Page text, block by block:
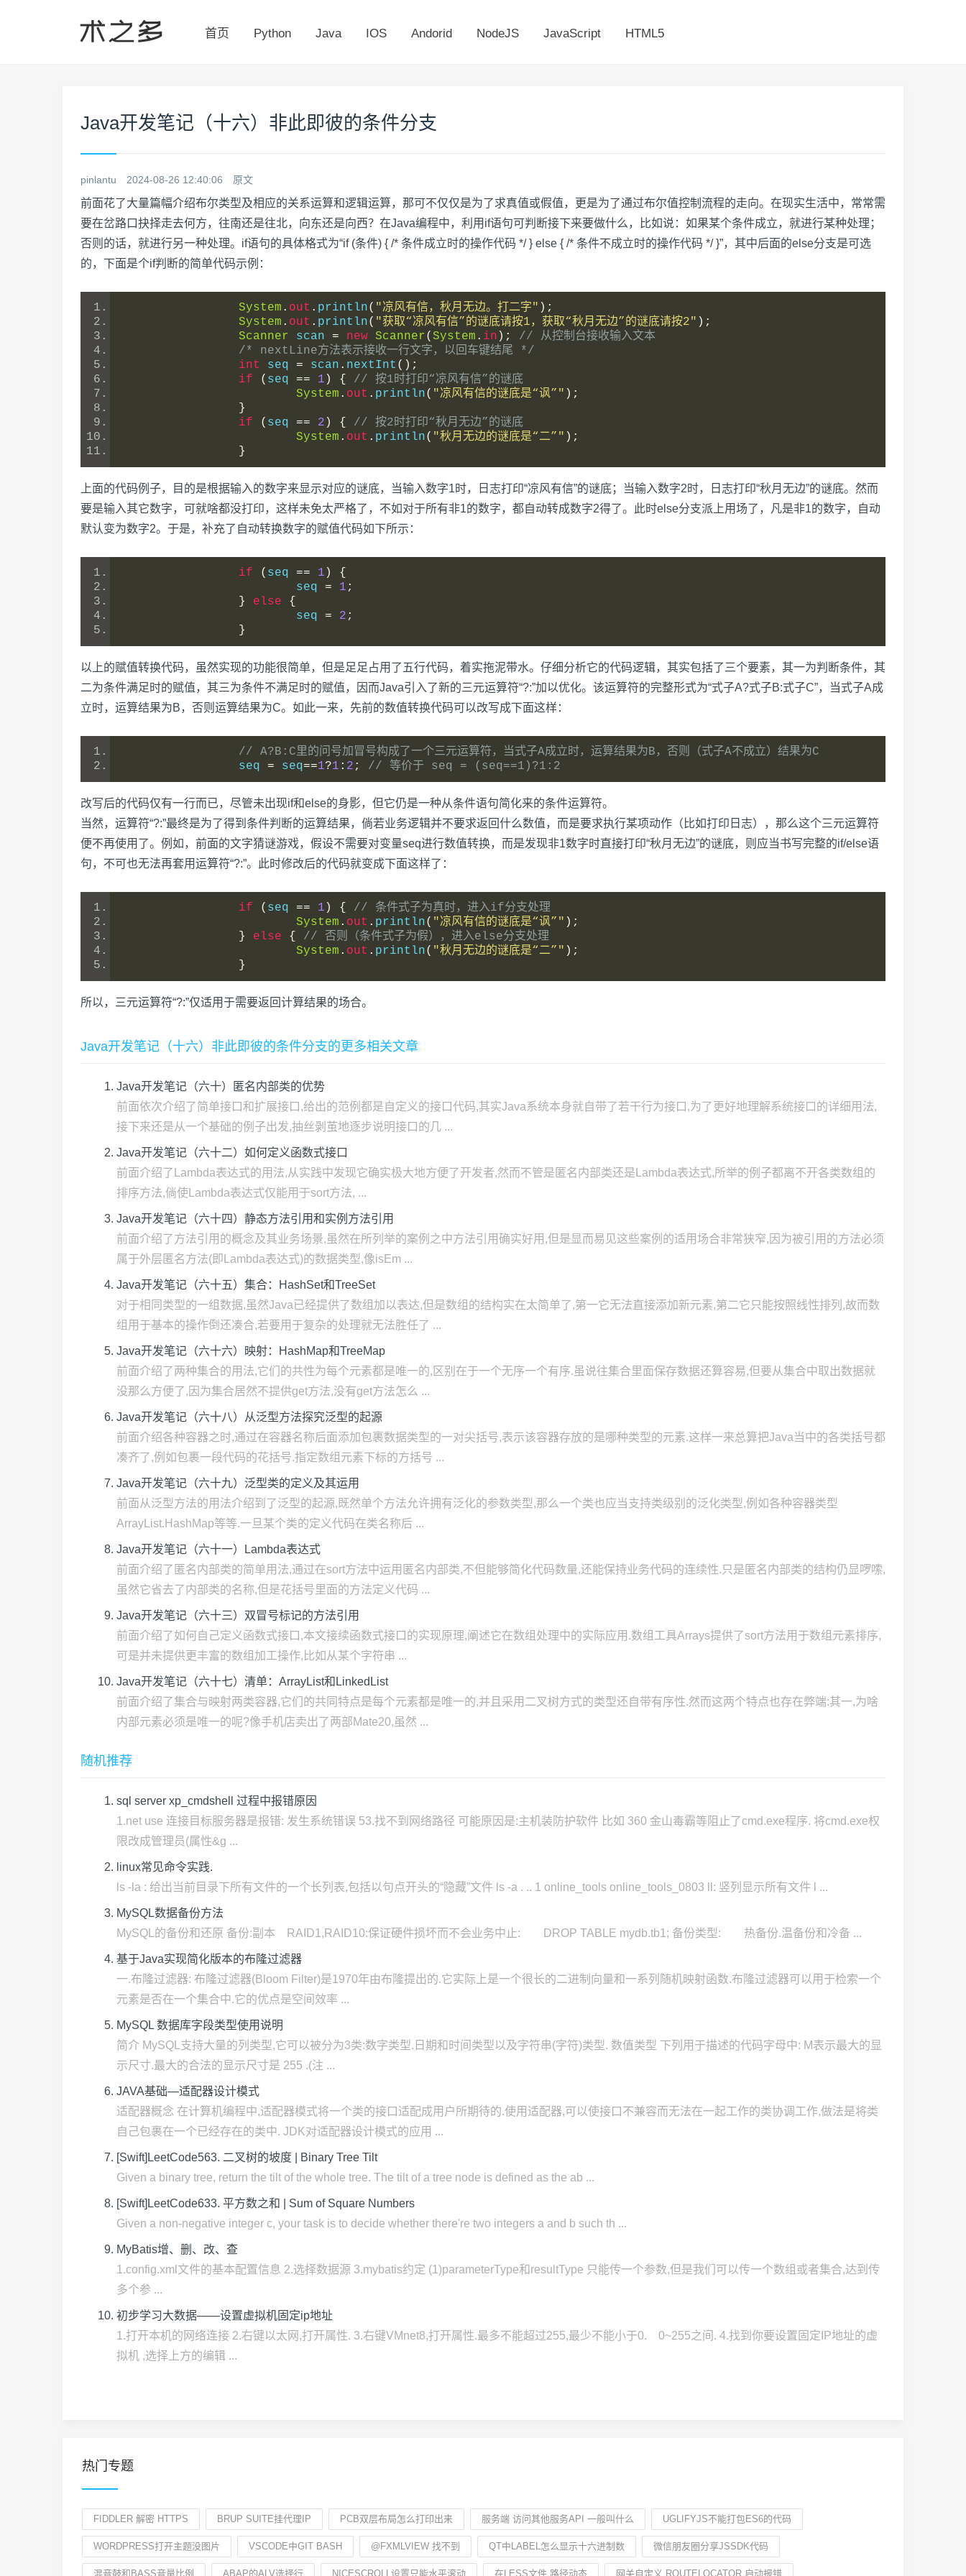
首页 Python Java IOS Andorid NodeJS JavaScript HTML5
Java开发笔记（十六）非此即彼的条件分支
pinlantu 2024-08-26 12:40:06 原文
前面花了大量篇幅介绍布尔类型及相应的关系运算和逻辑运算，那可不仅仅是为了求真值或假值，更是为了通过布尔值控制流程的走向。在现实生活中，常常需
要在岔路口抉择走去何方，往南还是往北，向东还是向西？在Java编程中，利用if语句可判断接下来要做什么，比如说：如果某个条件成立，就进行某种处理；
否则的话，就进行另一种处理。if语句的具体格式为“if (条件) { /* 条件成立时的操作代码 */ } else { /* 条件不成立时的操作代码 */ }”，其中后面的else分支是可选
的，下面是个if判断的简单代码示例：
System . out . println( "凉风有信，秋月无边。打二字" );
System . out . println( "获取“凉风有信”的谜底请按1，获取“秋月无边”的谜底请按2" );
Scanner scan = new Scanner( System . in );
// 从控制台接收输入文本
/* nextLine方法表示接收一行文字，以回车键结尾 */
int
seq = scan . nextInt ();
if
( seq == 1 ) {
// 按1时打印“凉风有信”的谜底
System . out . println( "凉风有信的谜底是“讽”" );
}
if
( seq == 2 ) {
// 按2时打印“秋月无边”的谜底
System . out . println( "秋月无边的谜底是“二”" );
}
上面的代码例子，目的是根据输入的数字来显示对应的谜底，当输入数字1时，日志打印“凉风有信”的谜底；当输入数字2时，日志打印“秋月无边”的谜底。然而
要是输入其它数字，可就啥都没打印，这样未免太严格了，不如对于所有非1的数字，都自动转成数字2得了。此时else分支派上用场了，凡是非1的数字，自动
默认变为数字2。于是，补充了自动转换数字的赋值代码如下所示：
if ( seq == 1 )
{
			seq
= 1 ;
}
else
{
			seq
= 2 ;
}
以上的赋值转换代码，虽然实现的功能很简单，但是足足占用了五行代码，着实拖泥带水。仔细分析它的代码逻辑，其实包括了三个要素，其一为判断条件，其
二为条件满足时的赋值，其三为条件不满足时的赋值，因而Java引入了新的三元运算符“?:”加以优化。该运算符的完整形式为“式子A?式子B:式子C”，当式子A成
立时，运算结果为B，否则运算结果为C。如此一来，先前的数值转换代码可以改写成下面这样：
// A?B:C里的问号加冒号构成了一个三元运算符，当式子A成立时，运算结果为B，否则（式子A不成立）结果为C
		seq
= seq==1?1 : 2 ; // 等价于 seq = (seq==1)?1:2
改写后的代码仅有一行而已，尽管未出现if和else的身影，但它仍是一种从条件语句简化来的条件运算符。
当然，运算符“?:”最终是为了得到条件判断的运算结果，倘若业务逻辑并不要求返回什么数值，而是要求执行某项动作（比如打印日志），那么这个三元运算符
便不再使用了。例如，前面的文字猜谜游戏，假设不需要对变量seq进行数值转换，而是发现非1数字时直接打印“秋月无边”的谜底，则应当书写完整的if/else语
句，不可也无法再套用运算符“?:”。此时修改后的代码就变成下面这样了：
if ( seq == 1 ) {
// 条件式子为真时，进入if分支处理
System . out . println( "凉风有信的谜底是“讽”" );
}
else {
// 否则（条件式子为假），进入else分支处理
System . out . println( "秋月无边的谜底是“二”" );
}
所以，三元运算符“?:”仅适用于需要返回计算结果的场合。
Java开发笔记（十六）非此即彼的条件分支的更多相关文章
Java开发笔记（六十）匿名内部类的优势
前面依次介绍了简单接口和扩展接口,给出的范例都是自定义的接口代码,其实Java系统本身就自带了若干行为接口,为了更好地理解系统接口的详细用法,
接下来还是从一个基础的例子出发,抽丝剥茧地逐步说明接口的几 ...
Java开发笔记（六十二）如何定义函数式接口
前面介绍了Lambda表达式的用法,从实践中发现它确实极大地方便了开发者,然而不管是匿名内部类还是Lambda表达式,所举的例子都离不开各类数组的
排序方法,倘使Lambda表达式仅能用于sort方法, ...
Java开发笔记（六十四）静态方法引用和实例方法引用
前面介绍了方法引用的概念及其业务场景,虽然在所列举的案例之中方法引用确实好用,但是显而易见这些案例的适用场合非常狭窄,因为被引用的方法必须
属于外层匿名方法(即Lambda表达式)的数据类型,像isEm ...
Java开发笔记（六十五）集合：HashSet和TreeSet
对于相同类型的一组数据,虽然Java已经提供了数组加以表达,但是数组的结构实在太简单了,第一它无法直接添加新元素,第二它只能按照线性排列,故而数
组用于基本的操作倒还凑合,若要用于复杂的处理就无法胜任了 ...
Java开发笔记（六十六）映射：HashMap和TreeMap
前面介绍了两种集合的用法,它们的共性为每个元素都是唯一的,区别在于一个无序一个有序.虽说往集合里面保存数据还算容易,但要从集合中取出数据就
没那么方便了,因为集合居然不提供get方法,没有get方法怎么 ...
Java开发笔记（六十八）从泛型方法探究泛型的起源
前面介绍各种容器之时,通过在容器名称后面添加包裹数据类型的一对尖括号,表示该容器存放的是哪种类型的元素.这样一来总算把Java当中的各类括号都
凑齐了,例如包裹一段代码的花括号.指定数组元素下标的方括号 ...
Java开发笔记（六十九）泛型类的定义及其运用
前面从泛型方法的用法介绍到了泛型的起源,既然单个方法允许拥有泛化的参数类型,那么一个类也应当支持类级别的泛化类型,例如各种容器类型
ArrayList.HashMap等等.一旦某个类的定义代码在类名称后 ...
Java开发笔记（六十一）Lambda表达式
前面介绍了匿名内部类的简单用法,通过在sort方法中运用匿名内部类,不但能够简化代码数量,还能保持业务代码的连续性.只是匿名内部类的结构仍显啰嗦,
虽然它省去了内部类的名称,但是花括号里面的方法定义代码 ...
Java开发笔记（六十三）双冒号标记的方法引用
前面介绍了如何自己定义函数式接口,本文接续函数式接口的实现原理,阐述它在数组处理中的实际应用.数组工具Arrays提供了sort方法用于数组元素排序,
可是并未提供更丰富的数组加工操作,比如从某个字符串 ...
Java开发笔记（六十七）清单：ArrayList和LinkedList
前面介绍了集合与映射两类容器,它们的共同特点是每个元素都是唯一的,并且采用二叉树方式的类型还自带有序性.然而这两个特点也存在弊端:其一,为啥
内部元素必须是唯一的呢?像手机店卖出了两部Mate20,虽然 ...
随机推荐
sql server xp_cmdshell 过程中报错原因
1.net use 连接目标服务器是报错: 发生系统错误 53.找不到网络路径 可能原因是:主机装防护软件 比如 360 金山毒霸等阻止了cmd.exe程序. 将cmd.exe权
限改成管理员(属性&g ...
linux常见命令实践.
ls -la : 给出当前目录下所有文件的一个长列表,包括以句点开头的“隐藏”文件 ls -a . .. 1 online_tools online_tools_0803 ll: 竖列显示所有文件 l ...
MySQL数据备份方法
MySQL的备份和还原 备份:副本 RAID1,RAID10:保证硬件损坏而不会业务中止: DROP TABLE mydb.tb1; 备份类型: 热备份.温备份和冷备 ...
基于Java实现简化版本的布隆过滤器
一.布隆过滤器: 布隆过滤器(Bloom Filter)是1970年由布隆提出的.它实际上是一个很长的二进制向量和一系列随机映射函数.布隆过滤器可以用于检索一个
元素是否在一个集合中.它的优点是空间效率 ...
MySQL 数据库字段类型使用说明
简介 MySQL支持大量的列类型,它可以被分为3类:数字类型.日期和时间类型以及字符串(字符)类型. 数值类型 下列用于描述的代码字母中: M表示最大的显
示尺寸.最大的合法的显示尺寸是 255 .(注 ...
JAVA基础—适配器设计模式
适配器概念 在计算机编程中,适配器模式将一个类的接口适配成用户所期待的.使用适配器,可以使接口不兼容而无法在一起工作的类协调工作,做法是将类
自己包裹在一个已经存在的类中. JDK对适配器设计模式的应用 ...
[Swift]LeetCode563. 二叉树的坡度 | Binary Tree Tilt
Given a binary tree, return the tilt of the whole tree. The tilt of a tree node is defined as the ab ...
[Swift]LeetCode633. 平方数之和 | Sum of Square Numbers
Given a non-negative integer c, your task is to decide whether there're two integers a and b such th ...
MyBatis增、删、改、查
1.config.xml文件的基本配置信息 2.选择数据源 3.mybatis约定 (1)parameterType和resultType 只能传一个参数,但是我们可以传一个数组或者集合,达到传
多个参 ...
初步学习大数据——设置虚拟机固定ip地址
1.打开本机的网络连接 2.右键以太网,打开属性. 3.右键VMnet8,打开属性.最多不能超过255,最少不能小于0. 0~255之间. 4.找到你要设置固定IP地址的虚
拟机 ,选择上方的编辑 ...
热门专题
FIDDLER 解密 HTTPS BRUP SUITE挂代理IP PCB双层布局怎么打印出来 服务端 访问其他服务API 一般叫什么 UGLIFYJS不能打包ES6的代码
WORDPRESS打开主题没图片 VSCODE中GIT BASH @FXMLVIEW 找不到 QT中LABEL怎么显示十六进制数 微信朋友圈分享JSSDK代码
混音鼓和BASS音量比例 ABAP的ALV选择行 NICESCROLL设置只能水平滚动 在LESS文件 路径动态 网关自定义 ROUTELOCATOR,启动报错